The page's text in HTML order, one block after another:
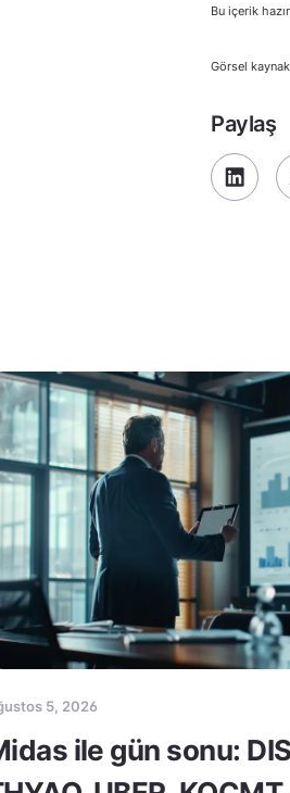
Bu içerik
Görsel
Paylaş
5, 2026
ile gün sonu: